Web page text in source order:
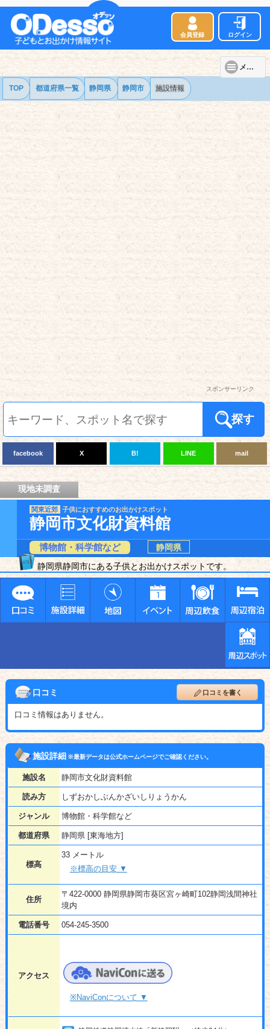
会員登録 ログイン
メニュー
TOP 都道府県一覧 静岡県 静岡市 施設情報
スポンサーリンク
探す
facebook X B! LINE mail
現地未調査
関東近郊 子供におすすめのお出かけスポット
静岡市文化財資料館
博物館・科学館など
静岡県
静岡県静岡市にある子供とお出かけスポットです。
口コミ 口コミを書く
口コミ情報はありません。
施設詳細※最新データは公式ホームページでご確認ください。
施設名 静岡市文化財資料館
読み方 しずおかしぶんかざいしりょうかん
ジャンル 博物館・科学館など
都道府県 静岡県 [東海地方]
標高
33 メートル
※標高の目安 ▼
住所
〒422-0000 静岡県静岡市葵区宮ヶ崎町102静岡浅間神社
境内
電話番号 054-245-3500
アクセス
※NaviConについて ▼